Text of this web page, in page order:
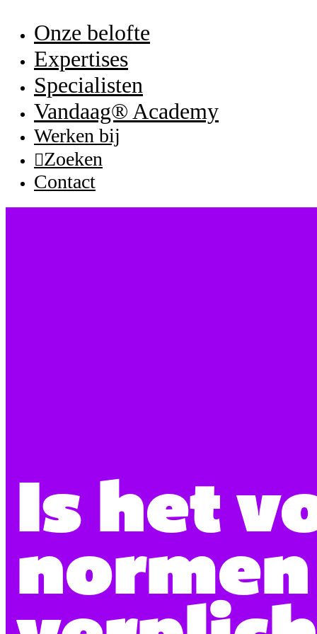
Onze belofte
Expertises
Specialisten
Vandaag® Academy
Werken bij
Zoeken
Contact
Is het